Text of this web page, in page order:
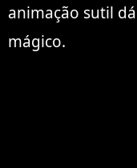
animação sutil
mágico.